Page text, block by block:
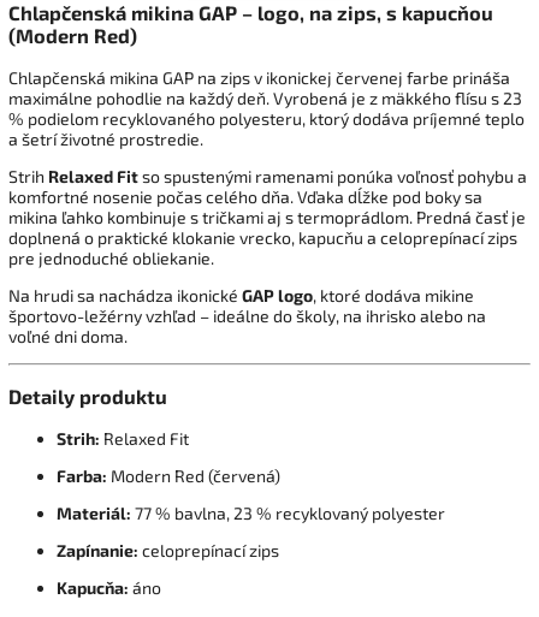
Chlapčenská mikina GAP – logo, na zips, s kapucňou
(Modern Red)
Chlapčenská mikina GAP na zips v ikonickej červenej farbe prináša
maximálne pohodlie na každý deň. Vyrobená je z mäkkého flísu s 23
% podielom recyklovaného polyesteru, ktorý dodáva príjemné teplo
a šetrí životné prostredie.
Strih Relaxed Fitso spustenými ramenami ponúka voľnosť pohybu a
komfortné nosenie počas celého dňa. Vďaka dĺžke pod boky sa
mikina ľahko kombinuje s tričkami aj s termoprádlom. Predná časť je
doplnená o praktické klokanie vrecko, kapucňu a celoprepínací zips
pre jednoduché obliekanie.
Na hrudi sa nachádza ikonické GAP logo, ktoré dodáva mikine
športovo-ležérny vzhľad – ideálne do školy, na ihrisko alebo na
voľné dni doma.
Detaily produktu
Strih: Relaxed Fit
Farba: Modern Red (červená)
Materiál: 77 % bavlna, 23 % recyklovaný polyester
Zapínanie: celoprepínací zips
Kapucňa: áno